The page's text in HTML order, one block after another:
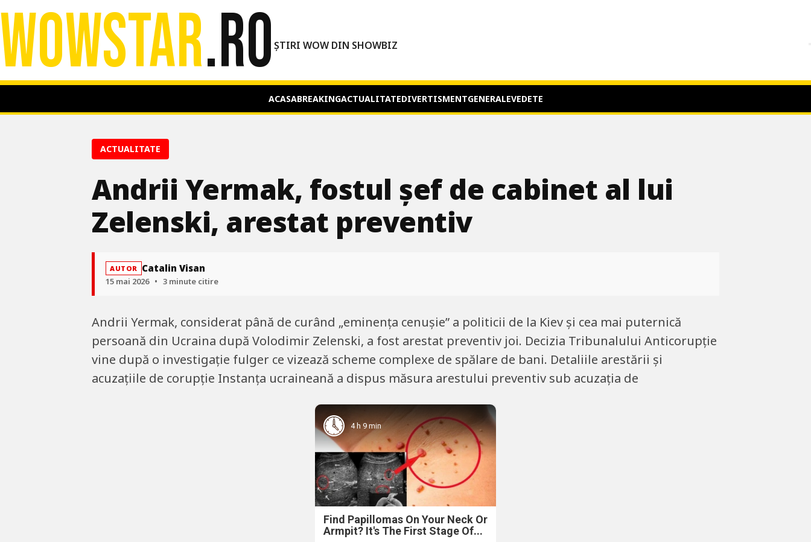
WOWSTAR.RO ȘTIRI WOW DIN SHOWBIZ
ACASABREAKINGACTUALITATEDIVERTISMENTGENERALEVEDETE
ACTUALITATE
Andrii Yermak, fostul șef de cabinet al lui
Zelenski, arestat preventiv
AUTOR Catalin Visan
15 mai 2026 • 3 minute citire
Andrii Yermak, considerat până de curând „eminența cenușie” a politicii de la Kiev și cea mai puternică
persoană din Ucraina după Volodimir Zelenski, a fost arestat preventiv joi. Decizia Tribunalului Anticorupție
vine după o investigație fulger ce vizează scheme complexe de spălare de bani. Detaliile arestării și
acuzațiile de corupție Instanța ucraineană a dispus măsura arestului preventiv sub acuzația de
4 h 9 min
Find Papillomas On Your Neck Or
Armpit? It's The First Stage Of...